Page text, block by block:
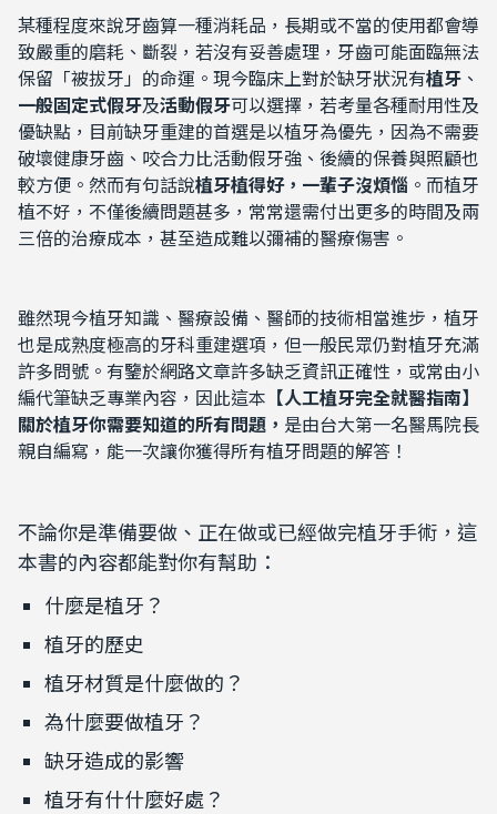
某種程度來說牙齒算一種消耗品，長期或不當的使用都會導
致嚴重的磨耗、斷裂，若沒有妥善處理，牙齒可能面臨無法
保留「被拔牙」的命運。現今臨床上對於缺牙狀況有植牙 、
一般固定式假牙及活動假牙可以選擇，若考量各種耐用性及
優缺點，目前缺牙重建的首選是以植牙為優先，因為不需要
破壞健康牙齒、咬合力比活動假牙強、後續的保養與照顧也
較方便。然而有句話說植牙植得好，一輩子沒煩惱 。而植牙
植不好，不僅後續問題甚多，常常還需付出更多的時間及兩
三倍的治療成本，甚至造成難以彌補的醫療傷害。
雖然現今植牙知識、醫療設備、醫師的技術相當進步，植牙
也是成熟度極高的牙科重建選項，但一般民眾仍對植牙充滿
許多問號。有鑒於網路文章許多缺乏資訊正確性，或常由小
編代筆缺乏專業內容， 因此這本 【人工植牙完全就醫指南】
關於植牙你需要知道的所有問題， 是由台大第一名醫馬院長
親自編寫，能一次讓你獲得所有植牙問題的解答！
不論你是準備要做、正在做或已經做完植牙手術，這
本書的內容都能對你有幫助：
什麼是植牙？
植牙的歷史
植牙材質是什麼做的？
為什麼要做植牙？
缺牙造成的影響
植牙有什什麼好處？